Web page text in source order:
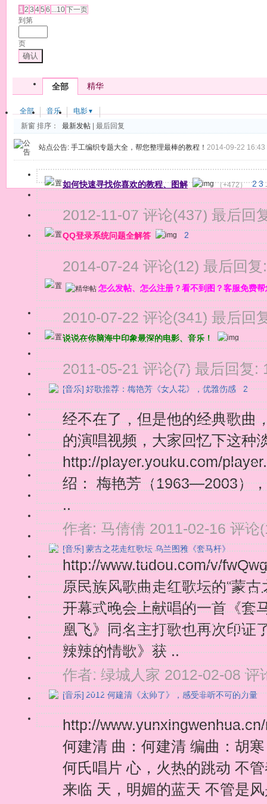
1 2 3 45 6 ...10下一页
到第
页
确认
全部 精华
全部 音乐 电影▼
新窗 排序： 最新发帖 | 最后回复
站点公告: 手工编织专题大全，帮您整理最棒的教程！ 2014-09-22 16:43
如何快速寻找你喜欢的教程、图解 （+472） 23
2012-11-07 评论(437) 最后回
QQ登录系统问题全解答 2
2014-07-24 评论(12) 最后回
怎么发帖、怎么注册？看不到图？客服免费
2010-07-22 评论(341) 最后回
说说在你脑海中印象最深的电影、音乐！
2011-05-21 评论(7) 最后回复:
[音乐] 好歌推荐：梅艳芳《女人花》，优雅伤感 2
经不在了，但是他的经典歌曲
的演唱视频，大家回忆下这种
http://player.youku.com/
绍： 梅艳芳（1963—2003）
..
作者:马倩倩 2011-02-16 评论
[音乐] 蒙古之花走红歌坛 乌兰图雅《套马杆》
http://www.tudou.com/v/
原民族风歌曲走红歌坛的“蒙
开幕式晚会上献唱的一首《套
凰飞》同名主打歌也再次印证
辣辣的情歌》获 ..
作者:绿城人家 2012-02-08 评
[音乐] 2012 何建清《太帅了》，感受非听不可的力量
http://
何建清 曲：何建清 编曲：胡
何氏唱片 心，火热的跳动 不
来临 天，明媚的蓝天 不管是